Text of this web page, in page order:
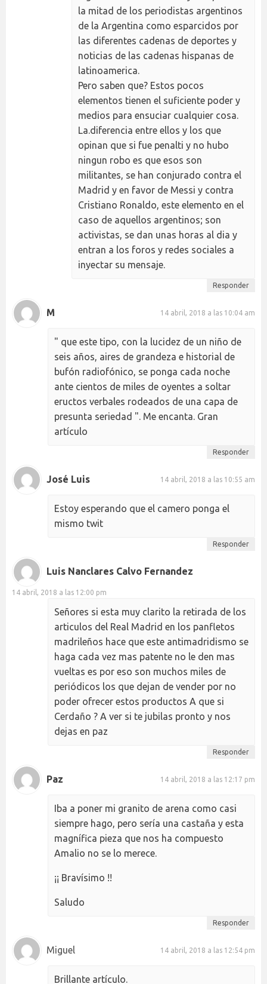
la mitad de los periodistas argentinos
de la Argentina como esparcidos por
las diferentes cadenas de deportes y
noticias de las cadenas hispanas de
latinoamerica.
Pero saben que? Estos pocos
elementos tienen el suficiente poder y
medios para ensuciar cualquier cosa.
La.diferencia entre ellos y los que
opinan que si fue penalti y no hubo
ningun robo es que esos son
militantes, se han conjurado contra el
Madrid y en favor de Messi y contra
Cristiano Ronaldo, este elemento en el
caso de aquellos argentinos; son
activistas, se dan unas horas al dia y
entran a los foros y redes sociales a
inyectar su mensaje.
Responder
M 14 abril, 2018 a las 10:04 am
" que este tipo, con la lucidez de un niño de
seis años, aires de grandeza e historial de
bufón radiofónico, se ponga cada noche
ante cientos de miles de oyentes a soltar
eructos verbales rodeados de una capa de
presunta seriedad ". Me encanta. Gran
artículo
Responder
José Luis 14 abril, 2018 a las 10:55 am
Estoy esperando que el camero ponga el
mismo twit
Responder
Luis Nanclares Calvo Fernandez
14 abril, 2018 a las 12:00 pm
Señores si esta muy clarito la retirada de los
articulos del Real Madrid en los panfletos
madrileños hace que este antimadridismo se
haga cada vez mas patente no le den mas
vueltas es por eso son muchos miles de
periódicos los que dejan de vender por no
poder ofrecer estos productos A que si
Cerdaño ? A ver si te jubilas pronto y nos
dejas en paz
Responder
Paz 14 abril, 2018 a las 12:17 pm
Iba a poner mi granito de arena como casi
siempre hago, pero sería una castaña y esta
magnífica pieza que nos ha compuesto
Amalio no se lo merece.
¡¡ Bravísimo !!
Saludo
Responder
Miguel 14 abril, 2018 a las 12:54 pm
Brillante artículo.